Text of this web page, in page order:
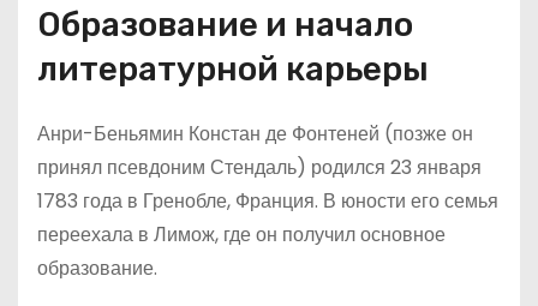
Образование и начало
литературной карьеры
Анри-Беньямин Констан де Фонтеней (позже он
принял псевдоним Стендаль) родился 23 января
1783 года в Гренобле, Франция. В юности его семья
переехала в Лимож, где он получил основное
образование.